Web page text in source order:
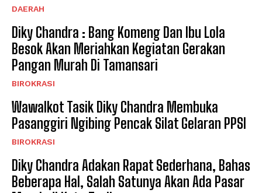
DAERAH
Diky Chandra : Bang Komeng Dan Ibu Lola
Besok Akan Meriahkan Kegiatan Gerakan
Pangan Murah Di Tamansari
BIROKRASI
Wawalkot Tasik Diky Chandra Membuka
Pasanggiri Ngibing Pencak Silat Gelaran PPSI
BIROKRASI
Diky Chandra Adakan Rapat Sederhana, Bahas
Beberapa Hal, Salah Satunya Akan Ada Pasar